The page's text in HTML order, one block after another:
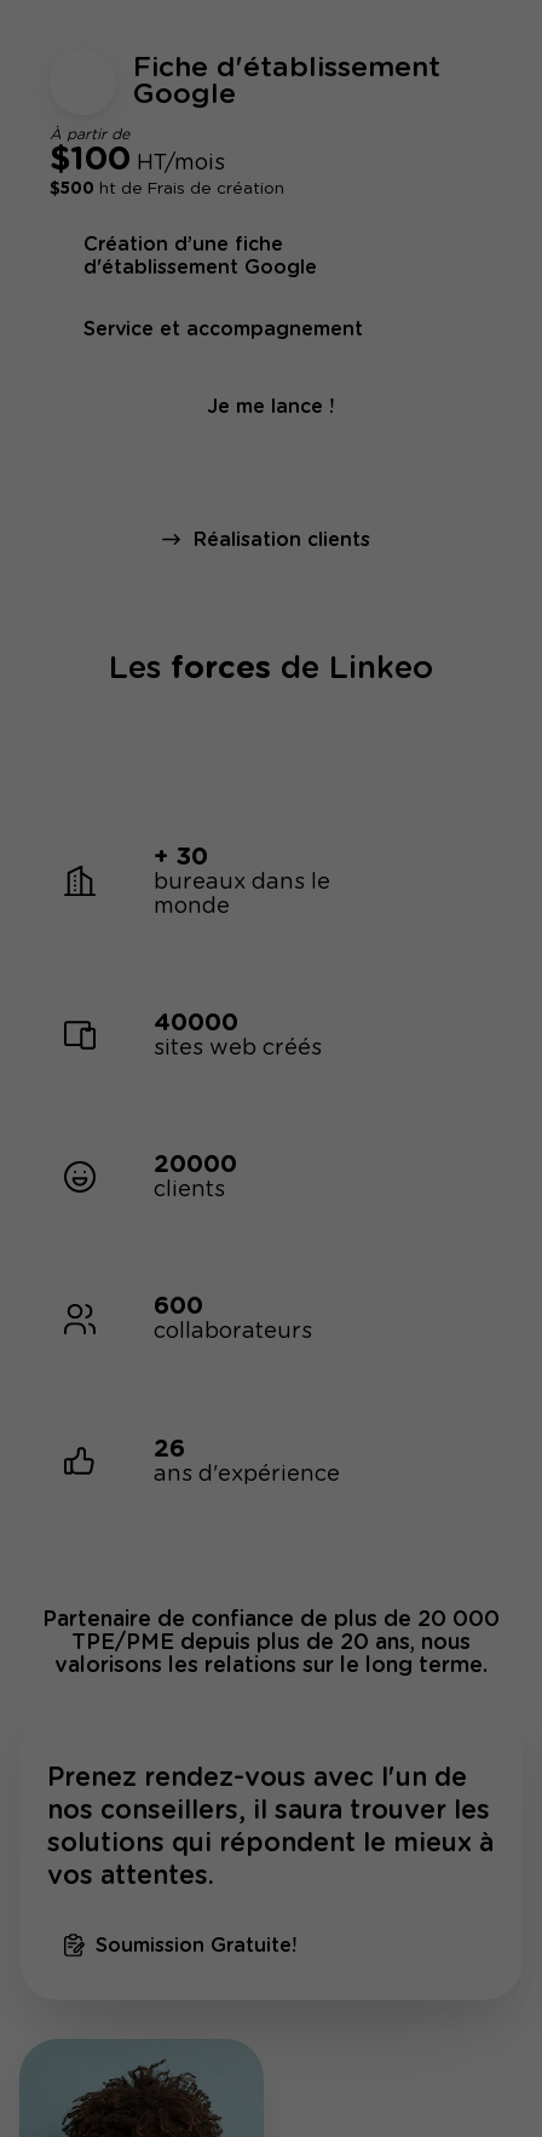
Fiche d'établissement
Google
À partir de
$100 HT/mois
$500 ht de Frais de création
Création d’une fiche
d'établissement Google
Service et accompagnement
Je me lance !
Réalisation clients
Les forces de Linkeo
+ 30
bureaux dans le
monde
40000
sites web créés
20000
clients
600
collaborateurs
26
ans d'expérience
Partenaire de confiance de plus de 20 000
TPE/PME depuis plus de 20 ans, nous
valorisons les relations sur le long terme.
Prenez rendez-vous avec l'un de
nos conseillers, il saura trouver les
solutions qui répondent le mieux à
vos attentes.
Soumission Gratuite!